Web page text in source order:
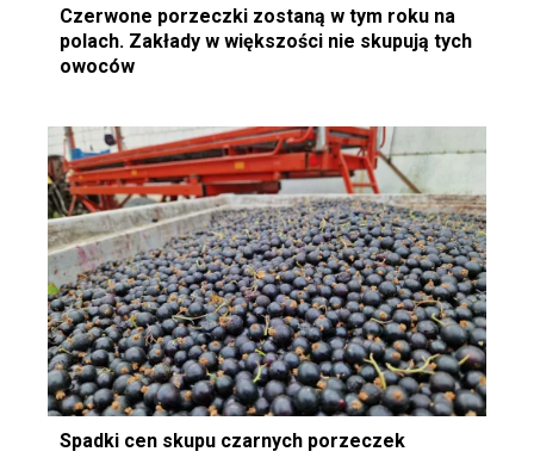
Czerwone porzeczki zostaną w tym roku na
polach. Zakłady w większości nie skupują tych
owoców
Spadki cen skupu czarnych porzeczek